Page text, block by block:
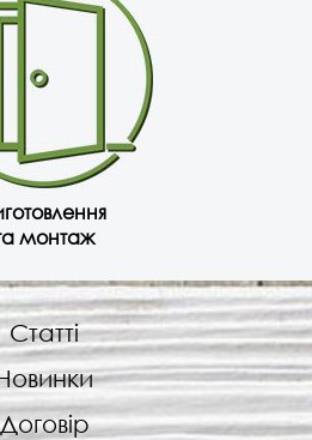
монтаж
Статті
Договір